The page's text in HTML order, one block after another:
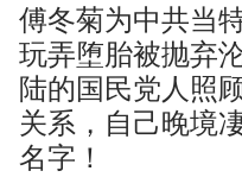
傅冬菊为中共当
玩弄堕胎被抛弃
陆的国民党人照
关系，自己晚境
名字！